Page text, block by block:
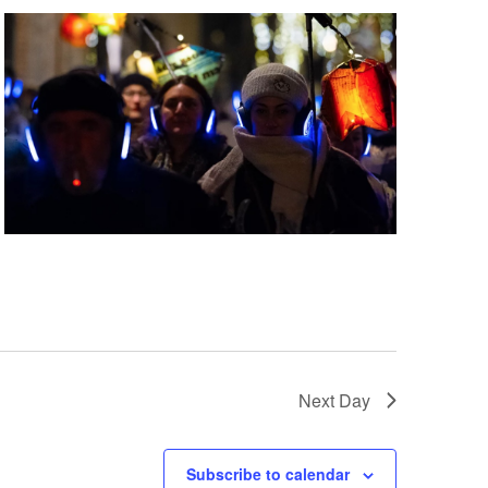
Next Day
Subscribe to calendar